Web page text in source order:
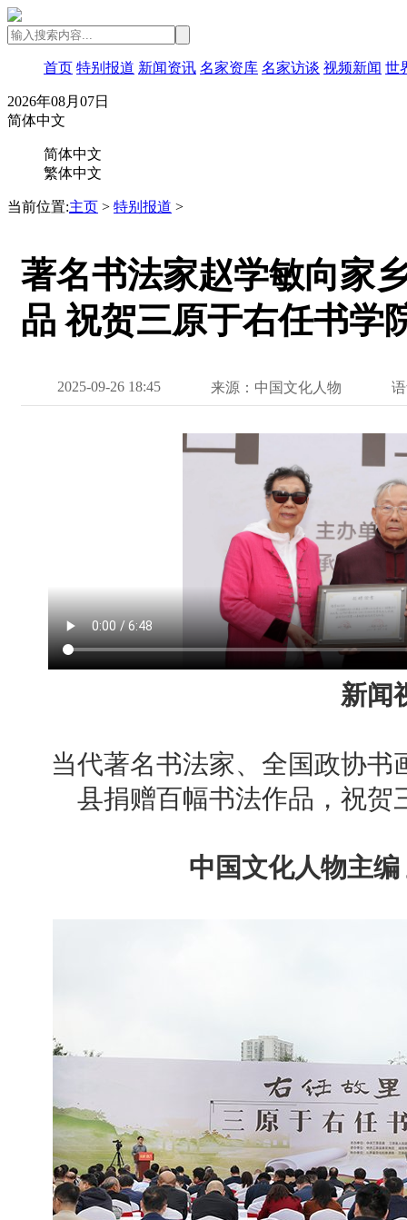
首页 特别报道 新闻资讯 名家资库 名家访谈 视频新闻 世
2026年08月07日
简体中文
简体中文
繁体中文
当前位置:主页 > 特别报道 >
著名书法家赵学敏向家
品 祝贺三原于右任书学
2025-09-26 18:45 来源：中国文化人物
新闻
当代著名书法家、全国政协
县捐赠百幅书法作品，祝贺
中国文化人物主